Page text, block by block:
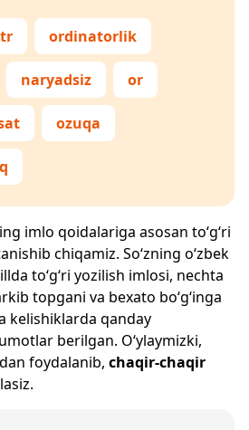
ordinatorlik
naryadsiz or
ozuqa
imlo qoidalariga asosan to‘g‘ri
chiqamiz. So‘zning o‘zbek
to‘g‘ri yozilish imlosi, nechta
topgani va bexato bo‘g‘inga
kelishiklarda qanday
berilgan. O‘ylaymizki,
foydalanib, chaqir-chaqir